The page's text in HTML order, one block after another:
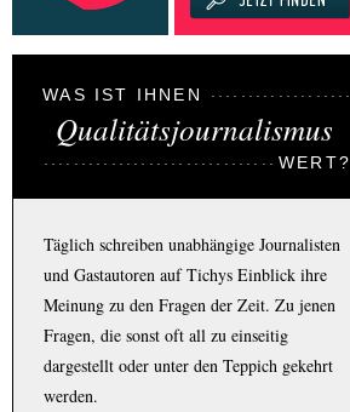
WAS IST IHNEN
Qualitätsjournalismus
WERT?
Täglich schreiben unabhängige Journalisten
und Gastautoren auf Tichys Einblick ihre
Meinung zu den Fragen der Zeit. Zu jenen
Fragen, die sonst oft all zu einseitig
dargestellt oder unter den Teppich gekehrt
werden.